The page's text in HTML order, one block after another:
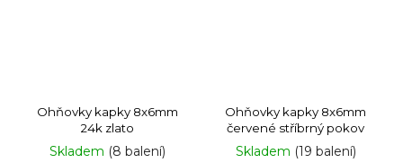
Ohňovky kapky 8x6mm
24k zlato
Skladem (8 balení)
Ohňovky kapky 8x6mm
červené stříbrný pokov
Skladem (19 balení)